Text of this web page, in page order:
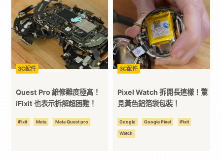
二
次
元
｜
3C
3C配件
Quest Pro 維修難度極高！
iFixit 也表示拆解超困難！
iFixit Meta Meta Quest pro
3C配件
Pixel Watch 拆開長這樣！驚
見黃色鋁箔袋包裝！
Google Google Pixel iFixit
Watch